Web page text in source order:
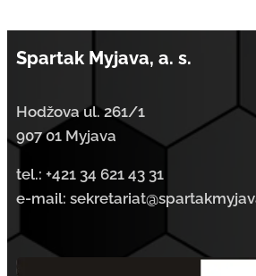
Spartak Myjava, a. s.
Hodžova ul. 261/1
907 01 Myjava
tel.: +421 34 621 43 31
e-mail: